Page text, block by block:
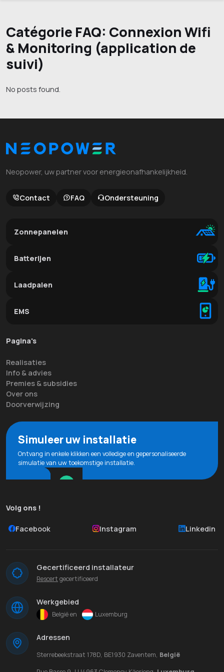
Catégorie FAQ: Connexion Wifi
& Monitoring (application de
suivi)
No posts found.
Neopower, uw partner voor energieonafhankelijkheid.
Contact FAQ Ondersteuning
Zonnepanelen
Batterijen
Laadpalen
EMS
Pagina's
Realisaties
Info & advies
Premies & subsidies
Over ons
Doorverwijzing
Simuleer uw installatie
Ontvang in enkele klikken een volledige en gepersonaliseerde
simulatie van uw toekomstige installatie.
Volg ons !
Facebook Instagram Linkedin
Gecertificeerd installateur
Rescert gecertificeerd
Werkgebied
België en Luxemburg
Adressen
Sterrebeekstraat 178D, BE1930 Zaventem, België